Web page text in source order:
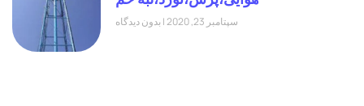
سپتامبر 23, 2020 بدون دیدگاه